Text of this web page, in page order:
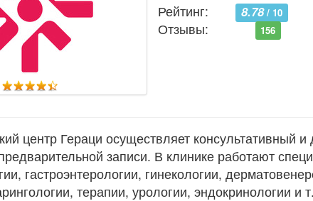
Рейтинг:
8.78/ 10
Отзывы: 156
центр Гераци осуществляет консультативный
записи. В клинике работают
гастроэнтерологии, гинекологии,
терапии, урологии, эндокринологии и